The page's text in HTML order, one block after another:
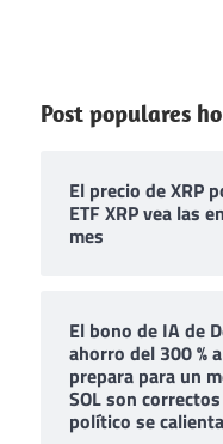
Post populares
El precio de XRP
ETF XRP vea las
mes
El bono de IA de
ahorro del 300 %
prepara para un
SOL son
político se calienta